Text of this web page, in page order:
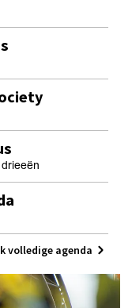
volledige agenda